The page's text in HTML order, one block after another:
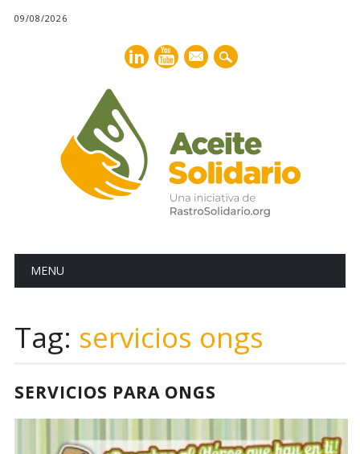
09/08/2026
mail
Main menu
MENU
Tag: servicios ongs
SERVICIOS PARA ONGS